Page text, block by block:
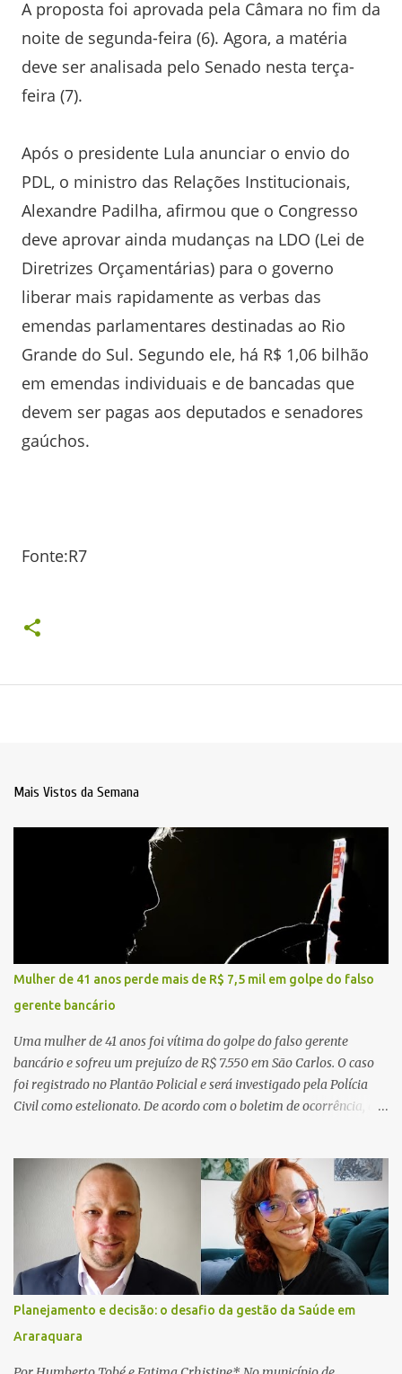
A proposta foi aprovada pela Câmara no fim da
noite de segunda-feira (6). Agora, a matéria
deve ser analisada pelo Senado nesta terça-
feira (7).
Após o presidente Lula anunciar o envio do
PDL, o ministro das Relações Institucionais,
Alexandre Padilha, afirmou que o Congresso
deve aprovar ainda mudanças na LDO (Lei de
Diretrizes Orçamentárias) para o governo
liberar mais rapidamente as verbas das
emendas parlamentares destinadas ao Rio
Grande do Sul. Segundo ele, há R$ 1,06 bilhão
em emendas individuais e de bancadas que
devem ser pagas aos deputados e senadores
gaúchos.
Fonte:R7
Mais Vistos da Semana
Mulher de 41 anos perde mais de R$ 7,5 mil em golpe do falso
gerente bancário
Uma mulher de 41 anos foi vítima do golpe do falso gerente
bancário e sofreu um prejuízo de R$ 7.550 em São Carlos. O caso
foi registrado no Plantão Policial e será investigado pela Polícia
Civil como estelionato. De acordo com o boletim de ocorrência, a
suspeito alegou que seria necessário atualizar o cadastro da conta
e passou a orientar a vítima sobre os procedimentos que deveriam
ser realizados. Dias depois, o golpista enviou um documento em
PDF simulando uma comunicação oficial da instituição financeira.
Na sequência, entrou em contato por telefone e encaminhou um
link, orientando a vítima a acessá-lo pelo computador para
concluir a suposta atualização cadastral. Após realizar o
procedimento, a conta bancária ficou bloqueada por algumas
horas. Sem conseguir acessar o sistema, a vítima tentou
novamente contato com o suposto gerente, mas não obteve
Planejamento e decisão: o desafio da gestão da Saúde em
Araraquara